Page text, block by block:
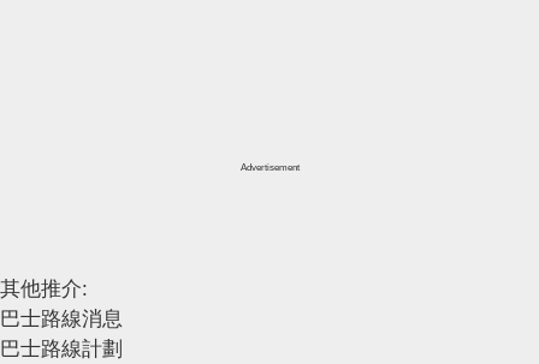
Advertisement
其他推介:
巴士路線消息
巴士路線計劃